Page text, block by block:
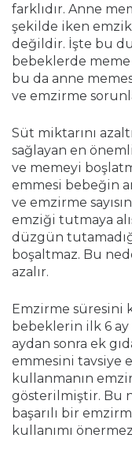
farklıdır. Anne
şekilde iken
değildir. İşte bu
bebeklerde meme
bu da anne
ve emzirme
Süt miktarını
sağlayan en
ve memeyi
emmesi bebeğin
ve emzirme
emziği tutmaya
düzgün
boşaltmaz. Bu
azalır.
Emzirme süresini
bebeklerin ilk 6 ay
aydan sonra ek
emmesini tavsiye
kullanmanın
gösterilmiştir. Bu
başarılı bir
kullanımı